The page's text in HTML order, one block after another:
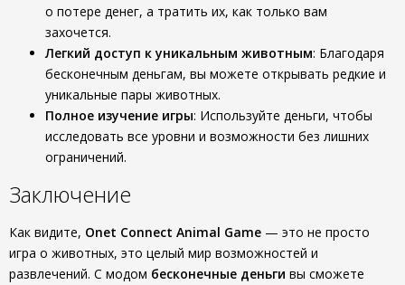
о потере денег, а тратить их, как только вам
захочется.
Легкий доступ к уникальным животным: Благодаря
бесконечным деньгам, вы можете открывать редкие и
уникальные пары животных.
Полное изучение игры: Используйте деньги, чтобы
исследовать все уровни и возможности без лишних
ограничений.
Заключение
Как видите, Onet Connect Animal Game — это не просто
игра о животных, это целый мир возможностей и
развлечений. С модом бесконечные деньги вы сможете